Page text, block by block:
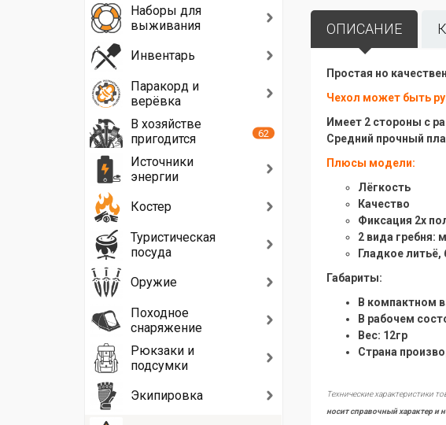
ОПИСАНИЕ
Простая но
Чехол может быть
Имеет 2 стороны с
Средний прочный
Плюсы модели:
Лёгкость
Качество
Фиксация 2х
2 вида гребня:
Гладкое литьё,
Габариты:
В компактном
В рабочем
Вес: 12гр
Страна
Технические характеристики
носит справочный характер и
Наборы для
выживания
Инвентарь
Паракорд и
верёвка
В хозяйстве
пригодится
62
Источники
энергии
Костер
Туристическая
посуда
Оружие
Походное
снаряжение
Рюкзаки и
подсумки
Экипировка